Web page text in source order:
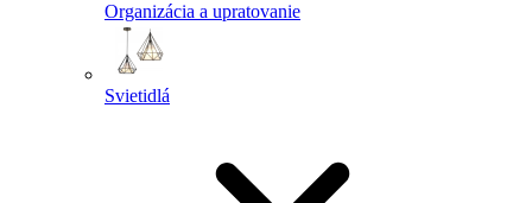
Organizácia a upratovanie
Svietidlá